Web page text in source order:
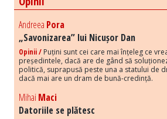
Andreea Pora
„Savonizarea” lui Nicușor Dan
Opinii / Puțini sunt cei care mai înțeleg ce
președintele, dacă are de gând să
politică, suprapusă peste una a statului de
dacă mai are un dram de bună-credință.
Mihai Maci
Datoriile se plătesc